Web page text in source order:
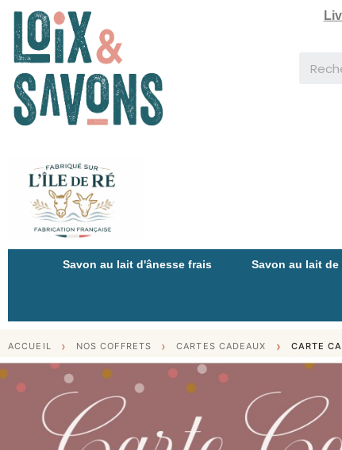
Savon au lait d'ânesse frais Savon au lait de
ACCUEIL NOS COFFRETS CARTES CADEAUX CARTE